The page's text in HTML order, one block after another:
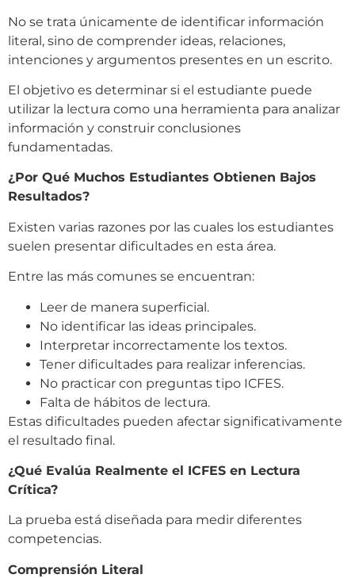
No se trata únicamente de identificar información
literal, sino de comprender ideas, relaciones,
intenciones y argumentos presentes en un escrito.
El objetivo es determinar si el estudiante puede
utilizar la lectura como una herramienta para analizar
información y construir conclusiones
fundamentadas.
¿Por Qué Muchos Estudiantes Obtienen Bajos
Resultados?
Existen varias razones por las cuales los estudiantes
suelen presentar dificultades en esta área.
Entre las más comunes se encuentran:
Leer de manera superficial.
No identificar las ideas principales.
Interpretar incorrectamente los textos.
Tener dificultades para realizar inferencias.
No practicar con preguntas tipo ICFES.
Falta de hábitos de lectura.
Estas dificultades pueden afectar significativamente
el resultado final.
¿Qué Evalúa Realmente el ICFES en Lectura
Crítica?
La prueba está diseñada para medir diferentes
competencias.
Comprensión Literal